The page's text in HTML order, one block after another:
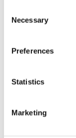
Selection
Necessary
Preferences
Statistics
Marketing